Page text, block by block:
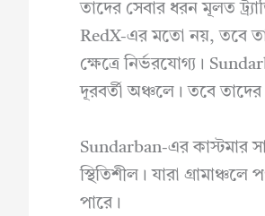
তাদের সেবার ধরন মূলত
RedX-এর মতো নয়, তবে
ক্ষেত্রে নির্ভরযোগ্য।
দূরবর্তী অঞ্চলে। তবে তাদের
Sundarban-এর কাস্টমার
স্থিতিশীল। যারা
পারে।